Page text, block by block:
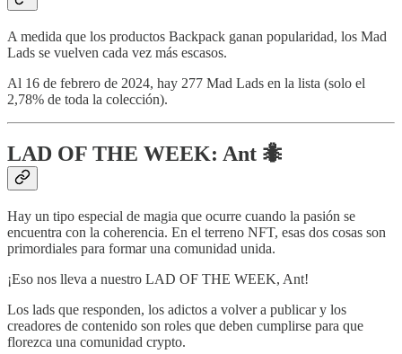
A medida que los productos Backpack ganan popularidad, los Mad
Lads se vuelven cada vez más escasos.
Al 16 de febrero de 2024, hay 277 Mad Lads en la lista (solo el
2,78% de toda la colección).
LAD OF THE WEEK: Ant 🐜
Hay un tipo especial de magia que ocurre cuando la pasión se
encuentra con la coherencia. En el terreno NFT, esas dos cosas son
primordiales para formar una comunidad unida.
¡Eso nos lleva a nuestro LAD OF THE WEEK, Ant!
Los lads que responden, los adictos a volver a publicar y los
creadores de contenido son roles que deben cumplirse para que
florezca una comunidad crypto.